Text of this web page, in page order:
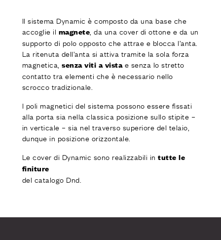
Il sistema Dynamic è composto da una base che
accoglie il magnete , da una cover di ottone e da un
supporto di polo opposto che attrae e blocca l’anta.
La ritenuta dell’anta si attiva tramite la sola forza
magnetica,senza viti a vistae senza lo stretto
contatto tra elementi che è necessario nello
scrocco tradizionale.
I poli magnetici del sistema possono essere fissati
alla porta sia nella classica posizione sullo stipite –
in verticale – sia nel traverso superiore del telaio,
dunque in posizione orizzontale.
Le cover di Dynamic sono realizzabili intutte le
finiture
del catalogo Dnd.